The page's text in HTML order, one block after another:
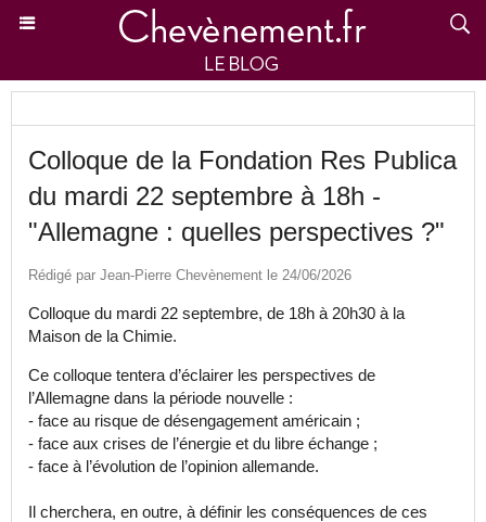
Colloque de la Fondation Res Publica
du mardi 22 septembre à 18h -
"Allemagne : quelles perspectives ?"
Rédigé par Jean-Pierre Chevènement le 24/06/2026
Colloque du mardi 22 septembre, de 18h à 20h30 à la
Maison de la Chimie.
Ce colloque tentera d’éclairer les perspectives de
l’Allemagne dans la période nouvelle :
- face au risque de désengagement américain ;
- face aux crises de l’énergie et du libre échange ;
- face à l’évolution de l’opinion allemande.
Il cherchera, en outre, à définir les conséquences de ces